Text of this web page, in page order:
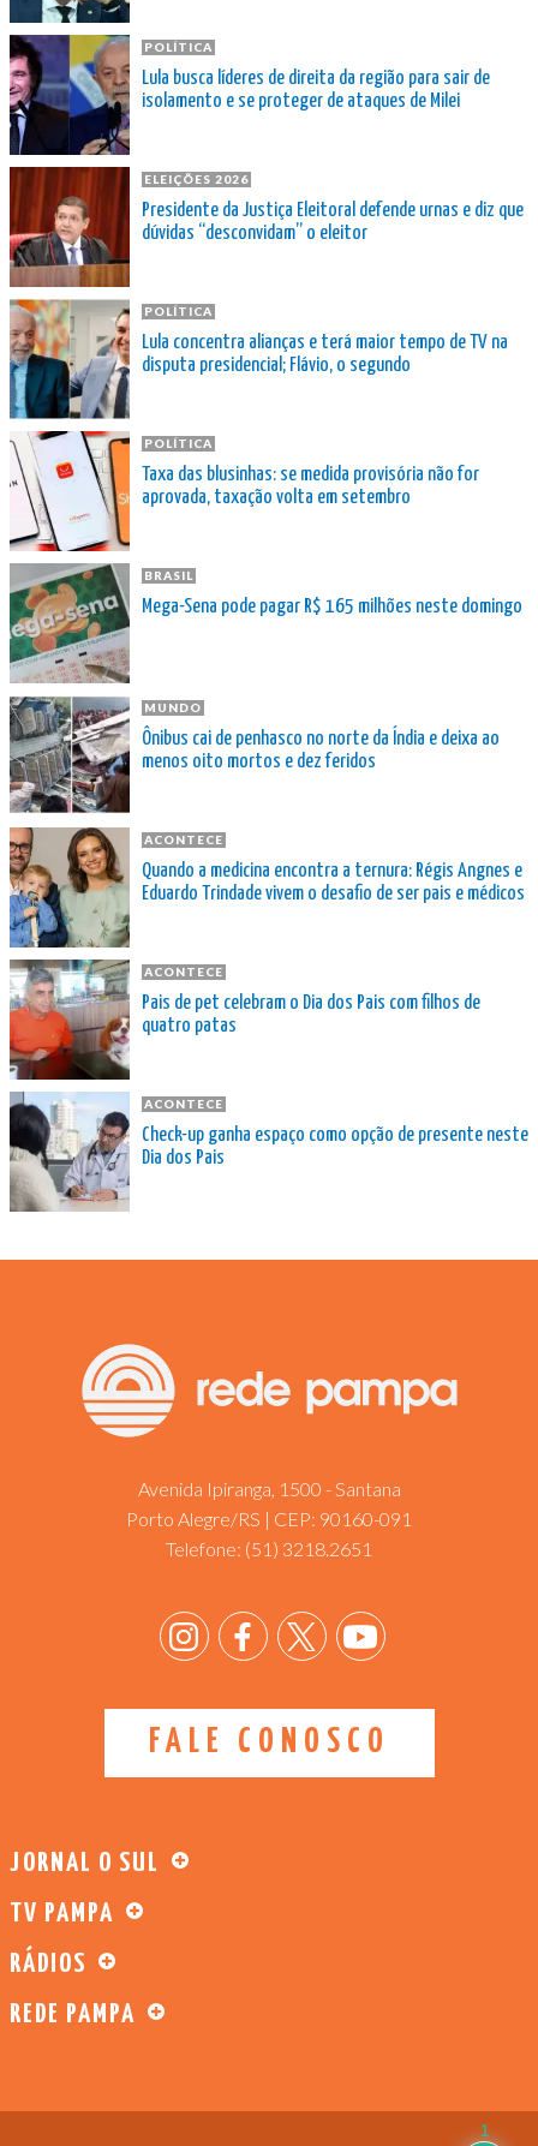
POLÍTICA
Lula busca líderes de direita da região para sair de
isolamento e se proteger de ataques de Milei
ELEIÇÕES 2026
Presidente da Justiça Eleitoral defende urnas e diz que
dúvidas “desconvidam” o eleitor
POLÍTICA
Lula concentra alianças e terá maior tempo de TV na
disputa presidencial; Flávio, o segundo
POLÍTICA
Taxa das blusinhas: se medida provisória não for
aprovada, taxação volta em setembro
BRASIL
Mega-Sena pode pagar R$ 165 milhões neste domingo
MUNDO
Ônibus cai de penhasco no norte da Índia e deixa ao
menos oito mortos e dez feridos
ACONTECE
Quando a medicina encontra a ternura: Régis Angnes e
Eduardo Trindade vivem o desafio de ser pais e médicos
ACONTECE
Pais de pet celebram o Dia dos Pais com filhos de
quatro patas
ACONTECE
Check-up ganha espaço como opção de presente neste
Dia dos Pais
Avenida Ipiranga, 1500 - Santana
Porto Alegre/RS | CEP: 90160-091
Telefone: (51) 3218.2651
FALE CONOSCO
JORNAL O SUL
TV PAMPA
RÁDIOS
REDE PAMPA
1